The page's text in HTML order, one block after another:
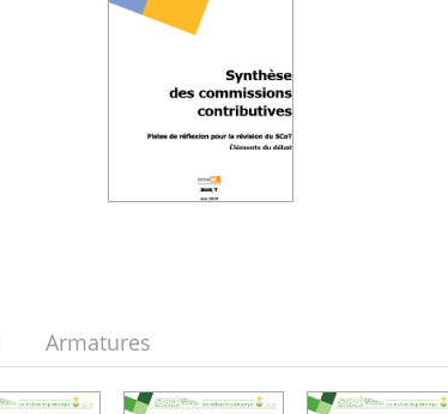
Armatures